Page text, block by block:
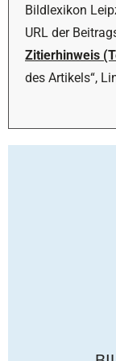
Bildlexikon
URL der
Zitierhinweis
des Artikels“,